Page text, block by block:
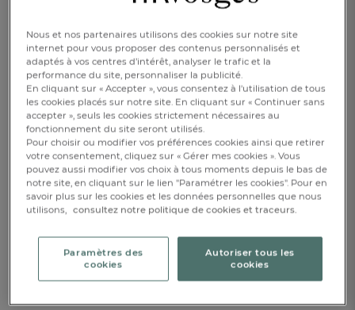
FR DE
AT
BE
CH
Drap-housse 1 pers. bonnet 35cm
90x190cm 140x190cm 160x200cm
180x200cm
Disponible
CHF. 52.-
ALERTE DE RETOUR EN STOCK
DESCRIPTION
Nous et nos partenaires utilisons des cookies sur notre site
internet pour vous proposer des contenus personnalisés et
adaptés à vos centres d’intérêt, analyser le trafic et la
performance du site, personnaliser la publicité.
En cliquant sur « Accepter », vous consentez à l'utilisation de tous
les cookies placés sur notre site. En cliquant sur « Continuer sans
accepter », seuls les cookies strictement nécessaires au
fonctionnement du site seront utilisés.
Pour choisir ou modifier vos préférences cookies ainsi que retirer
votre consentement, cliquez sur « Gérer mes cookies ». Vous
pouvez aussi modifier vos choix à tous moments depuis le bas de
notre site, en cliquant sur le lien "Paramétrer les cookies". Pour en
savoir plus sur les cookies et les données personnelles que nous
utilisons, consultez notre politique de cookies et traceurs.
Paramètres des
cookies
Autoriser tous les
cookies